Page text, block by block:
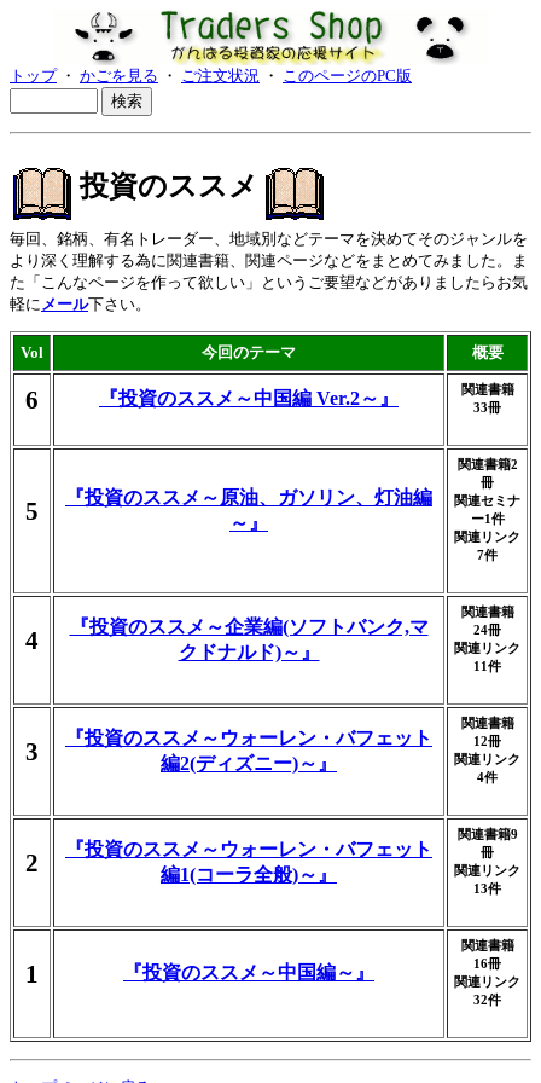
トップ・ かごを見る ・ ご注文状況 ・ このページのPC版
投資のススメ
毎回、銘柄、有名トレーダー、地域別などテーマを決めてそのジャンルを
より深く理解する為に関連書籍、関連ページなどをまとめてみました。ま
た「こんなページを作って欲しい」というご要望などがありましたらお気
軽にメール下さい。
Vol 今回のテーマ 概要
6 『投資のススメ～中国編 Ver.2～』
関連書籍
33冊
5
『投資のススメ～原油、ガソリン、灯油編
～』
関連書籍2
冊
関連セミナ
ー1件
関連リンク
7件
4
『投資のススメ～企業編(ソフトバンク,マ
クドナルド)～』
関連書籍
24冊
関連リンク
11件
3
『投資のススメ～ウォーレン・バフェット
編2(ディズニー)～』
関連書籍
12冊
関連リンク
4件
2
『投資のススメ～ウォーレン・バフェット
編1(コーラ全般)～』
関連書籍9
冊
関連リンク
13件
1 『投資のススメ～中国編～』
関連書籍
16冊
関連リンク
32件